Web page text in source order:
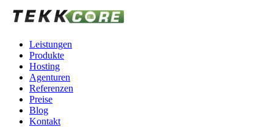
Zum Inhalt springen
Leistungen
Produkte
Hosting
Agenturen
Referenzen
Preise
Blog
Kontakt